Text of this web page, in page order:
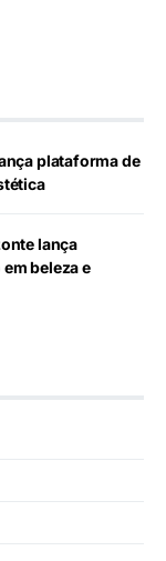
plataforma de
lança
beleza e